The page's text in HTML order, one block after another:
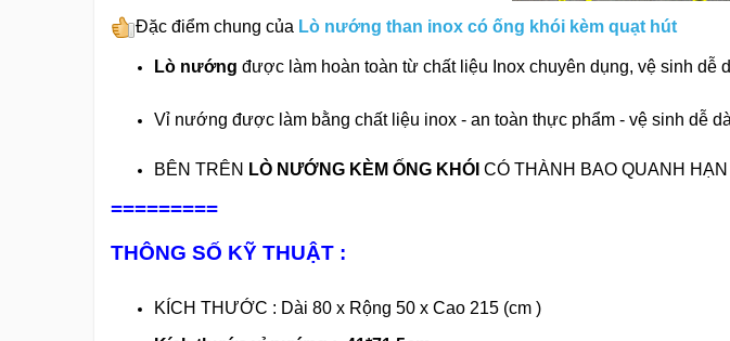
Đặc điểm chung của Lò nướng than inox có ống khói kèm quạt hút
Lò nướng được làm hoàn toàn từ chất liệu Inox chuyên dụng, vệ sinh
Vỉ nướng được làm bằng chất liệu inox - an toàn thực phẩm - vệ sinh dễ
BÊN TRÊN LÒ NƯỚNG KÈM ỐNG KHÓI CÓ THÀNH BAO QUANH
=========
THÔNG SỐ KỸ THUẬT :
KÍCH THƯỚC : Dài 80 x Rộng 50 x Cao 215 (cm )